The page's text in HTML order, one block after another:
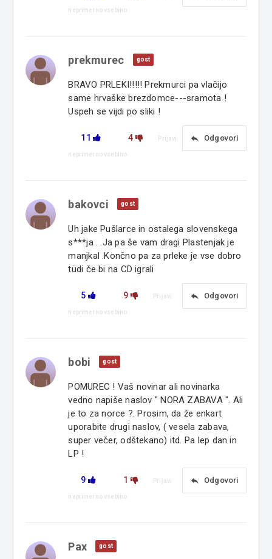
neprimerno vsebino
prekmurec gost
BRAVO PRLEKI!!!!! Prekmurci pa vlačijo
same hrvaške brezdomce---sramota !
Uspeh se vijdi po sliki !
11 4 reply Odgovori
Prijavi
neprimerno vsebino
bakovci gost
Uh jake Pušlarce in ostalega slovenskega
s***ja . .Ja pa še vam dragi Plastenjak je
manjkal .Končno pa za prleke je vse dobro
tüdi če bi na CD igrali
5 9 reply Odgovori
Prijavi
neprimerno vsebino
bobi gost
POMUREC ! Vaš novinar ali novinarka
vedno napiše naslov " NORA ZABAVA ". Ali
je to za norce ?. Prosim, da že enkart
uporabite drugi naslov, ( vesela zabava,
super večer, odštekano) itd. Pa lep dan in
LP !
9 1 reply Odgovori
Prijavi
neprimerno vsebino
Pax gost